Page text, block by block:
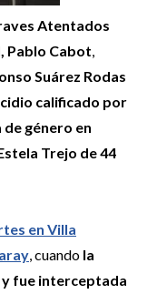
Atentados
Pablo Cabot,
Suárez Rodas
calificado por
género en
Trejo de 44
en Villa
, cuando la
fue interceptada